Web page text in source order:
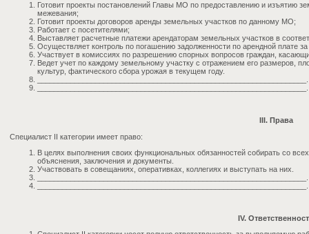
Готовит проекты постановлений Главы МО по предоставлению и изъятию
межевания;
Готовит проекты договоров аренды земельных участков по данному МО;
Работает с посетителями;
Выставляет расчетные платежи арендаторам земельных участков в
Осуществляет контроль по погашению задолженности по арендной плате
Участвует в комиссиях по разрешению спорных вопросов граждан,
Ведет учет по каждому земельному участку с отражением его размеров,
культур, фактического сбора урожая в текущем году.
III. Права
Специалист II категории имеет право:
В целях выполнения своих функциональных обязанностей собирать со
объяснения, заключения и документы.
Участвовать в совещаниях, оперативках, коллегиях и выступать на них.
IV.